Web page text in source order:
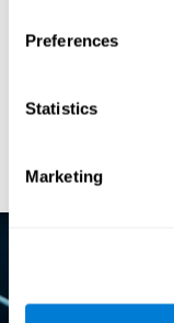
Preferences
Statistics
Marketing
이것이 사례가 아님을
습된 행동이 적절하게 기
보입니다. 두뇌를 학습
다. 예를 들어 새로운 학
것입니다. 학습의 경험이
또 다른 예로 상호작용
을 지적합니다.